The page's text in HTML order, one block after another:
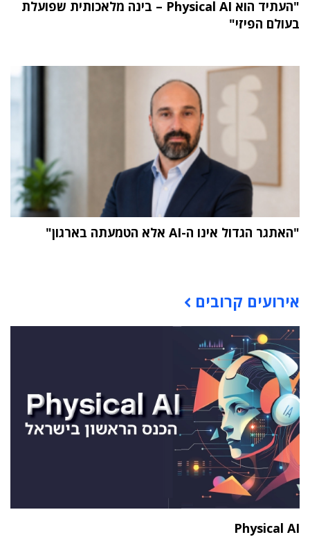
"העתיד הוא Physical AI – בינה מלאכותית שפועלת
בעולם הפיזי"
"האתגר הגדול אינו ה-AI אלא הטמעתה בארגון"
אירועים קרובים
Physical AI